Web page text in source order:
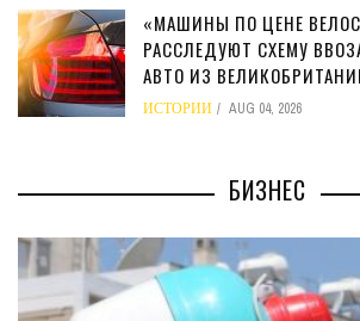
«МАШИНЫ ПО ЦЕНЕ
РАССЛЕДУЮТ СХЕМУ
АВТО ИЗ
ИСТОРИИ AUG 04, 2026
БИЗНЕС